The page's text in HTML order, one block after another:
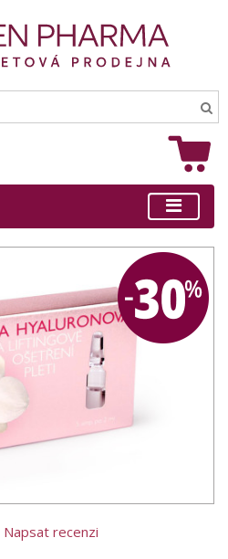
Napsat recenzi